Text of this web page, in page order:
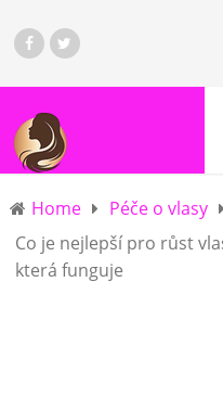
Home Péče o vlasy
Co je nejlepší pro růst
která funguje